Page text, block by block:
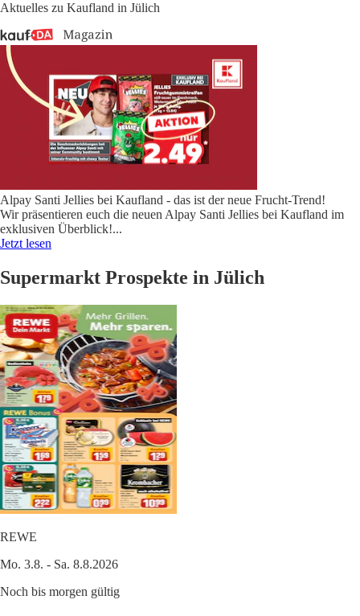
Aktuelles zu Kaufland in Jülich
Alpay Santi Jellies bei Kaufland - das ist der neue Frucht-Trend!
Wir präsentieren euch die neuen Alpay Santi Jellies bei Kaufland im
exklusiven Überblick!...
Jetzt lesen
Supermarkt Prospekte in Jülich
REWE
Mo. 3.8. - Sa. 8.8.2026
Noch bis morgen gültig